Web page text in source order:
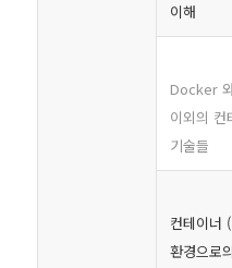
이해
Docker
이외의 컨
기술들
컨테이너
환경으로의